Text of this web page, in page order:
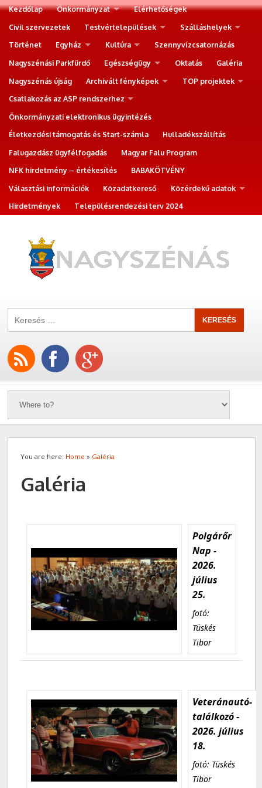
Kezdőlap Önkormányzat
Elérhetőségek
Civil szervezetek
Testvértelepülések
Szálláshelyek
Történet
Egyház Kultúra
Szennyvízcsatornázás
Nagyszénási Parkfürdő
Egészségügy Oktatás
Galéria
Nagyszénás újság
Archivált fényképek
TOP projektek
Csatlakozás az ASP rendszerhez
Önkormányzati elektronikus ügyintézés
Életkezdési támogatás és Start-számla
Hulladékszállítás
Falugazdász ügyfélfogadás
Magyar Falu Program
NFK hirdetmény – értékesítés
BABAKÖTVÉNY
Választási információk
Közadatkereső
Közérdekű adatok
Hirdetmények
Településrendezési terv 2024
You are here: Home » Galéria
Galéria
Polgárőr
Nap -
2026.
július
25.
fotó:
Tüskés
Tibor
Veteránautó-
találkozó -
2026. július
18.
fotó: Tüskés
Tibor